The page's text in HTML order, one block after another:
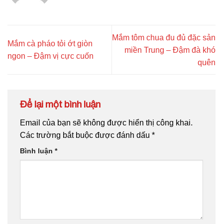
Mắm cà pháo tỏi ớt giòn
ngon – Đậm vị cực cuốn
Mắm tôm chua đu đủ đặc sản
miền Trung – Đậm đà khó
quên
Để lại một bình luận
Email của bạn sẽ không được hiển thị công khai.
Các trường bắt buộc được đánh dấu *
Bình luận *